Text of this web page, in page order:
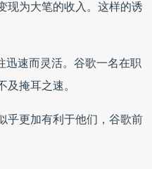
现为大笔的收入。这样的诱
迅速而灵活。谷歌一名在职
掩耳之速。
乎更加有利于他们，谷歌前